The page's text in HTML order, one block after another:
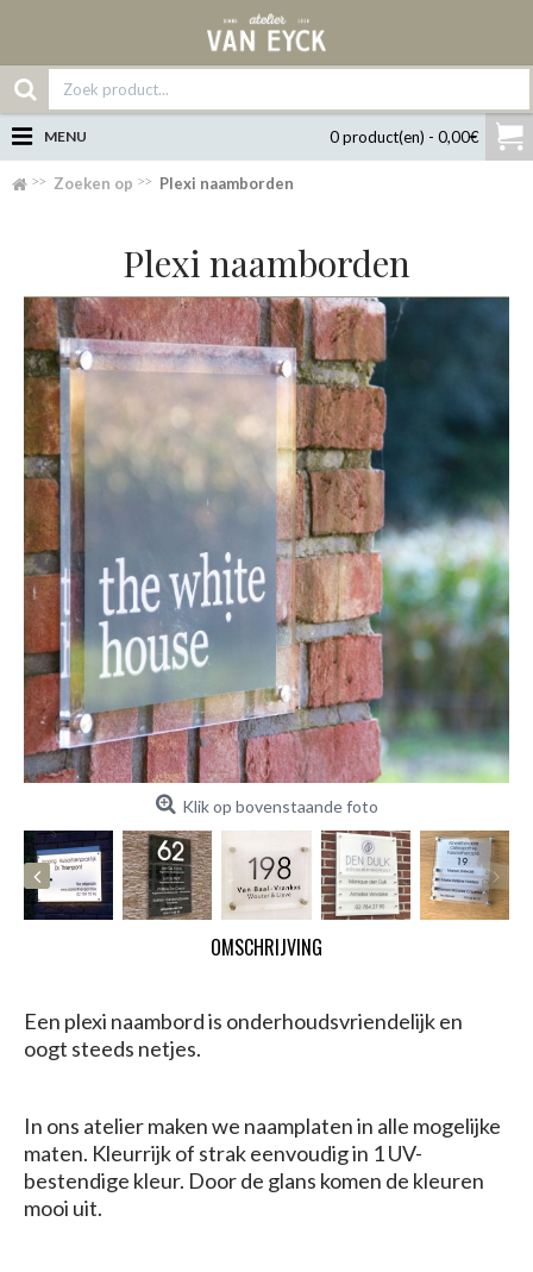
0 product(en) - 0,00€
MENU
Zoeken op Plexi naamborden
Plexi naamborden
Klik op bovenstaande foto
OMSCHRIJVING
Een plexi naambord is onderhoudsvriendelijk en
oogt steeds netjes.
In ons atelier maken we naamplaten in alle mogelijke
maten. Kleurrijk of strak eenvoudig in 1 UV-
bestendige kleur. Door de glans komen de kleuren
mooi uit.